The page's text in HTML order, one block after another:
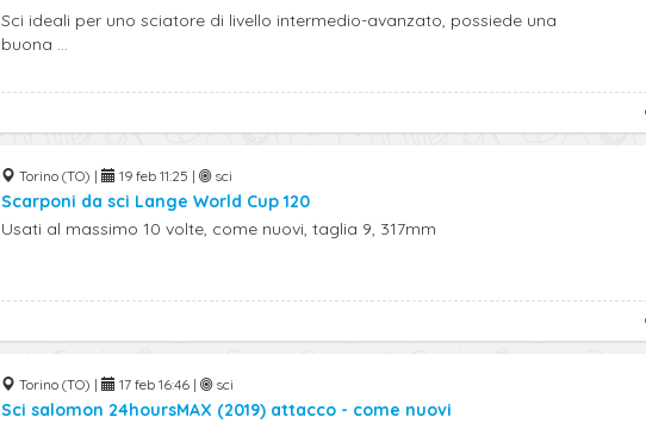
Sci ideali per uno sciatore di livello intermedio-avanzato, possiede una
buona ...
Torino (TO) | 19 feb 11:25 | sci
Scarponi da sci Lange World Cup 120
Usati al massimo 10 volte, come nuovi, taglia 9, 317mm
Torino (TO) | 17 feb 16:46 | sci
Sci salomon 24hoursMAX (2019) attacco - come nuovi